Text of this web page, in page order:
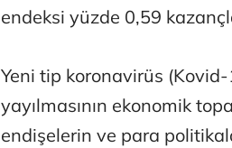
endeksi yüzde 0,59
Yeni tip koronavirüs (Kovid-
yayılmasının ekonomik
endişelerin ve para